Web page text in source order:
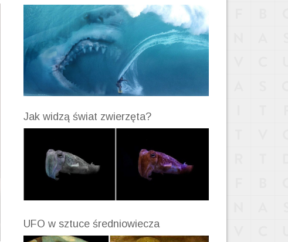
Jak widzą świat zwierzęta?
UFO w sztuce średniowiecza